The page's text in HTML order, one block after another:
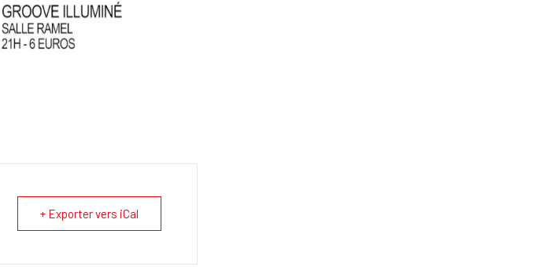
+ Exporter vers iCal